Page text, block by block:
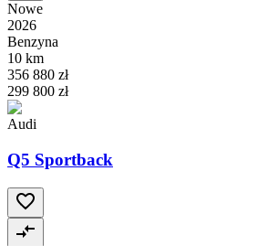
Nowe
2026
Benzyna
10 km
356 880 zł
299 800 zł
Audi
Q5 Sportback